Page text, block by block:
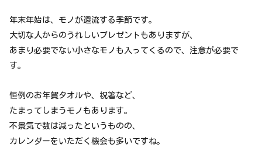
年末年始は、モノが還流する季節です。
大切な人からのうれしいプレゼントもありますが、
あまり必要でない小さなモノも入ってくるので、注意が必要で
す。
恒例のお年賀タオルや、祝箸など、
たまってしまうモノもあります。
不景気で数は減ったというものの、
カレンダーをいただく機会も多いですね。